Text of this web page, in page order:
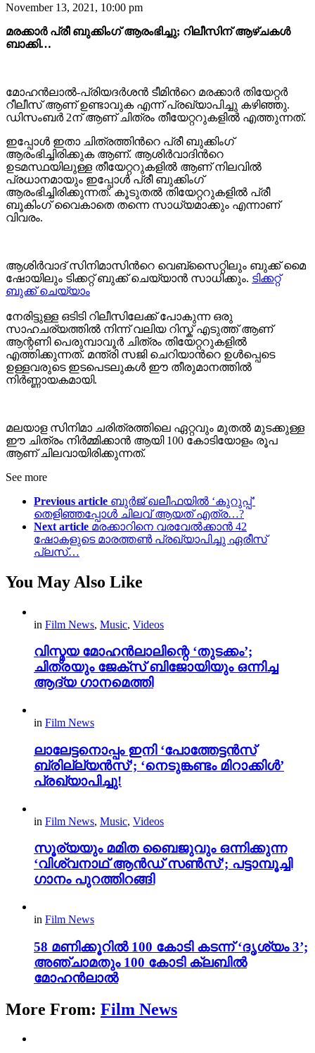
November 13, 2021, 10:00 pm
മരക്കാർ പ്രീ ബുക്കിംഗ് ആരംഭിച്ചു; റിലീസിന് ആഴ്ചകള്‍
ബാക്കി…
മോഹൻലാൽ-പ്രിയദർശൻ ടീമിന്‍റെ മരക്കാർ തിയേറ്റർ
റീലീസ് ആണ് ഉണ്ടാവുക എന്ന് പ്രഖ്യാപിച്ചു കഴിഞ്ഞു.
ഡിസംബർ 2ന് ആണ് ചിത്രം തീയേറ്ററുകളിൽ എത്തുന്നത്.
ഇപ്പോൾ ഇതാ ചിത്രത്തിന്‍റെ പ്രീ ബുക്കിംഗ്
ആരംഭിച്ചിരിക്കുക ആണ്. ആശിർവാദിന്‍റെ
ഉടമസ്ഥയിലുള്ള തീയേറ്ററുകളിൽ ആണ് നിലവില്‍
പ്രധാനമായും ഇപ്പോള്‍ പ്രീ ബുക്കിംഗ്
ആരംഭിച്ചിരിക്കുന്നത്. കൂടുതല്‍ തിയേറ്ററുകളില്‍ പ്രീ
ബൂകിംഗ് വൈകാതെ തന്നെ സാധ്യമാക്കും എന്നാണ്
വിവരം.
ആശിര്‍വാദ് സിനിമാസിന്‍റെ വെബ്സൈറ്റിലും ബുക്ക്‌ മൈ
ഷോയിലും ടിക്കറ്റ്‌ ബുക്ക്‌ ചെയ്യാന്‍ സാധിക്കും. ടിക്കറ്റ്‌
ബുക്ക്‌ ചെയ്യാം
നേരിട്ടുള്ള ഒടിടി റിലീസിലേക്ക് പോകുന്ന ഒരു
സാഹചര്യത്തില്‍ നിന്ന് വലിയ റിസ്ക്‌ എടുത്ത് ആണ്
ആന്റണി പെരുമ്പാവൂര്‍ ചിത്രം തിയേറ്ററുകളില്‍
എത്തിക്കുന്നത്. മന്ത്രി സജി ചെറിയാന്‍റെ ഉള്‍പ്പെടെ
ഉള്ളവരുടെ ഇടപെടലുകള്‍ ഈ തീരുമാനത്തില്‍
നിര്‍ണ്ണായകമായി.
മലയാള സിനിമാ ചരിത്രത്തിലെ ഏറ്റവും മുതല്‍ മുടക്കുള്ള
ഈ ചിത്രം നിര്‍മ്മിക്കാന്‍ ആയി 100 കോടിയോളം രൂപ
ആണ് ചിലവായിരിക്കുന്നത്.
See more
Previous article ബുർജ് ഖലീഫയിൽ ‘കുറുപ്പ്’
തെളിഞ്ഞപ്പോൾ ചിലവ് ആയത് എത്ര…?
Next article മരക്കാറിനെ വരവേൽക്കാൻ 42
ഷോകളുടെ മാരത്തൺ പ്രഖ്യാപിച്ചു ഏരീസ്
പ്ലസ്…
You May Also Like
in Film News, Music, Videos
വിസ്മയ മോഹൻലാലിന്റെ ‘തുടക്കം’;
ചിത്രയും ജേക്സ് ബിജോയിയും ഒന്നിച്ച
ആദ്യ ഗാനമെത്തി
in Film News
ലാലേട്ടനൊപ്പം ഇനി ‘പോത്തേട്ടൻസ്
ബ്രില്ല്യൻസ്’; ‘നെടുങ്കണ്ടം മിറാക്കിൾ’
പ്രഖ്യാപിച്ചു!
in Film News, Music, Videos
സൂര്യയും മമിത ബൈജുവും ഒന്നിക്കുന്ന
‘വിശ്വനാഥ് ആൻഡ് സൺസ്’; പട്ടാമ്പൂച്ചി
ഗാനം പുറത്തിറങ്ങി
in Film News
58 മണിക്കൂറിൽ 100 കോടി കടന്ന് ‘ദൃശ്യം 3’;
അഞ്ചാമതും 100 കോടി ക്ലബിൽ
മോഹൻലാൽ
More From: Film News